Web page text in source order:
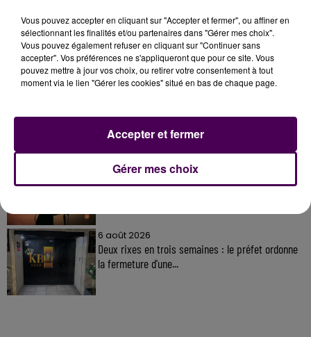
À LA UNE
11 juillet 2026
Inscrivez-vous au casting The Voice & The Voice
6 août 2026
Deux rixes en trois semaines : le préfet ordonne
la fermeture d'une...
Vous pouvez accepter en cliquant sur "Accepter et fermer", ou affiner en
sélectionnant les finalités et/ou partenaires dans "Gérer mes choix".
Vous pouvez également refuser en cliquant sur "Continuer sans
accepter". Vos préférences ne s'appliqueront que pour ce site. Vous
pouvez mettre à jour vos choix, ou retirer votre consentement à tout
moment via le lien "Gérer les cookies" situé en bas de chaque page.
Gérer mes choix
Accepter et fermer